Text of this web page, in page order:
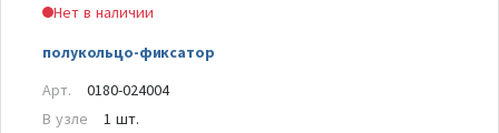
Нет в наличии
полукольцо-фиксатор
Арт.
0180-024004
В узле
1 шт.